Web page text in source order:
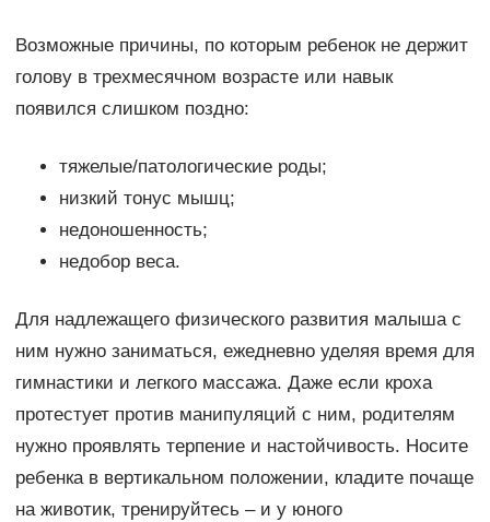
Возможные причины, по которым ребенок не держит
голову в трехмесячном возрасте или навык
появился слишком поздно:
тяжелые/патологические роды;
низкий тонус мышц;
недоношенность;
недобор веса.
Для надлежащего физического развития малыша с
ним нужно заниматься, ежедневно уделяя время для
гимнастики и легкого массажа. Даже если кроха
протестует против манипуляций с ним, родителям
нужно проявлять терпение и настойчивость. Носите
ребенка в вертикальном положении, кладите почаще
на животик, тренируйтесь – и у юного